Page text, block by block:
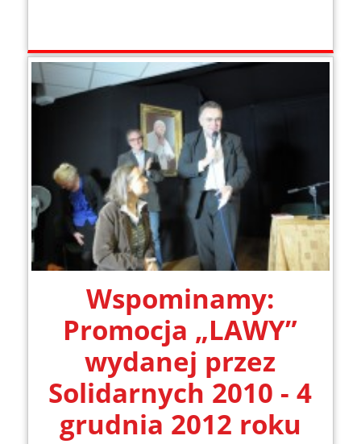
Wspominamy:
Promocja „LAWY”
wydanej przez
Solidarnych 2010 - 4
grudnia 2012 roku